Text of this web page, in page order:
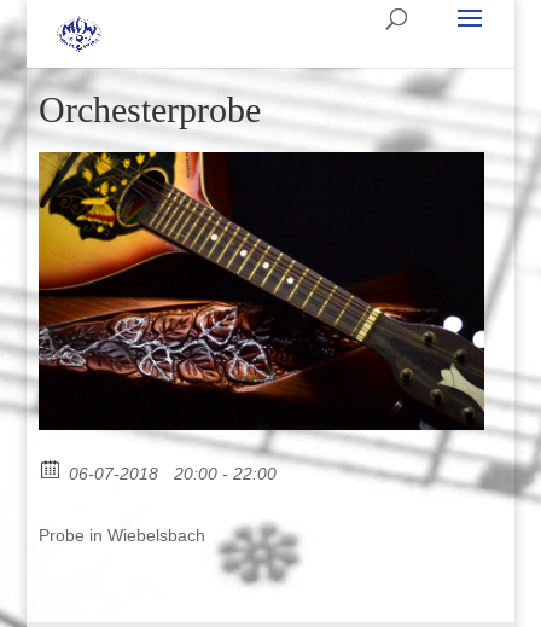
Orchesterprobe
06-07-2018 20:00 - 22:00
Probe in Wiebelsbach